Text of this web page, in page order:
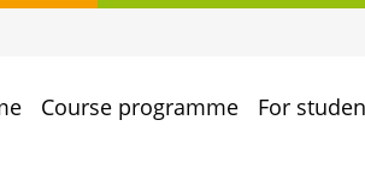
Course programme For